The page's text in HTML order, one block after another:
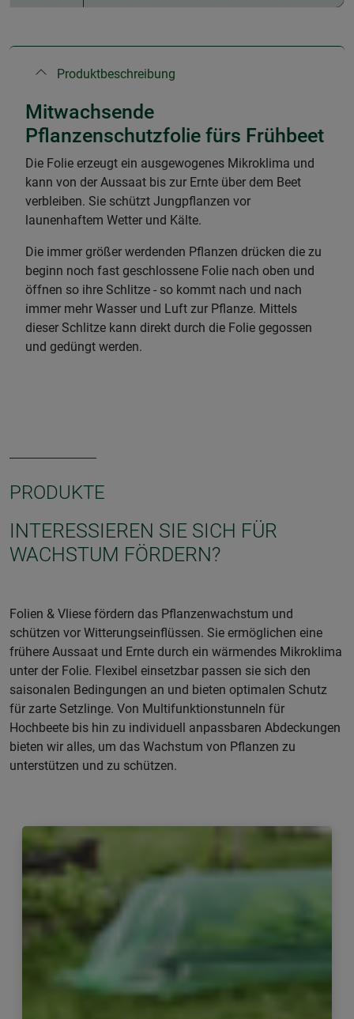
Produktbeschreibung
Mitwachsende
Pflanzenschutzfolie fürs Frühbeet
Die Folie erzeugt ein ausgewogenes Mikroklima und
kann von der Aussaat bis zur Ernte über dem Beet
verbleiben. Sie schützt Jungpflanzen vor
launenhaftem Wetter und Kälte.
Die immer größer werdenden Pflanzen drücken die zu
beginn noch fast geschlossene Folie nach oben und
öffnen so ihre Schlitze - so kommt nach und nach
immer mehr Wasser und Luft zur Pflanze. Mittels
dieser Schlitze kann direkt durch die Folie gegossen
und gedüngt werden.
PRODUKTE
INTERESSIEREN SIE SICH FÜR
WACHSTUM FÖRDERN?
Folien & Vliese fördern das Pflanzenwachstum und
schützen vor Witterungseinflüssen. Sie ermöglichen eine
frühere Aussaat und Ernte durch ein wärmendes Mikroklima
unter der Folie. Flexibel einsetzbar passen sie sich den
saisonalen Bedingungen an und bieten optimalen Schutz
für zarte Setzlinge. Von Multifunktionstunneln für
Hochbeete bis hin zu individuell anpassbaren Abdeckungen
bieten wir alles, um das Wachstum von Pflanzen zu
unterstützen und zu schützen.